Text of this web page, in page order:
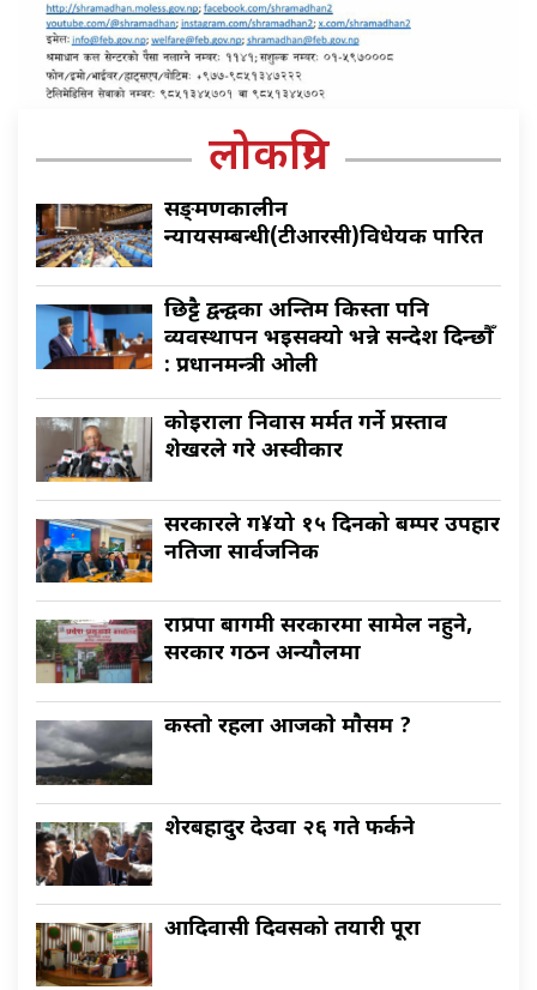
लोकप्रिय
सङ्क्रमणकालीन
न्यायसम्बन्धी(टीआरसी)विधेयक पारित
छिट्टै द्वन्द्वका अन्तिम किस्ता पनि
व्यवस्थापन भइसक्यो भन्ने सन्देश दिन्छौँ
: प्रधानमन्त्री ओली
कोइराला निवास मर्मत गर्ने प्रस्ताव
शेखरले गरे अस्वीकार
सरकारले ग¥यो १५ दिनको बम्पर उपहार
नतिजा सार्वजनिक
राप्रपा बागमी सरकारमा सामेल नहुने,
सरकार गठन अन्याैलमा
कस्ताे रहला आजकाे माैसम ?
शेरबहादुर देउवा २६ गते फर्कने
आदिवासी दिवसको तयारी पूरा